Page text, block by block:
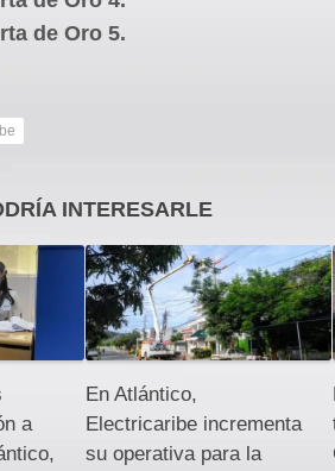
de Oro 5.
INTERESARLE
a
En Atlántico,
Electricaribe incrementa
su operativa para la